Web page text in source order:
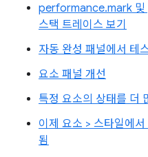
performance.mark 및
스택 트레이스 보기
자동 완성 패널에서 테
요소 패널 개선
특정 요소의 상태를 더
이제 요소 > 스타일에
됨